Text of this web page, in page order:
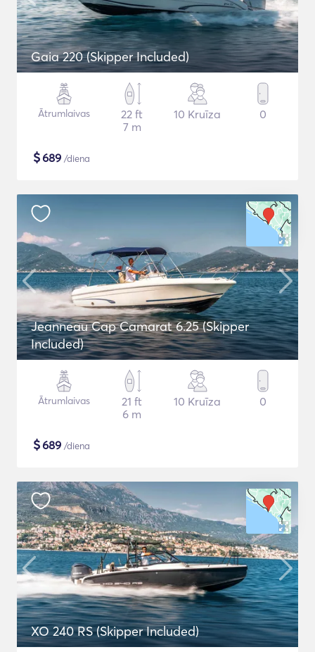
Gaia 220 (Skipper Included)
Ātrumlaivas
22 ft
7 m
10 Kruīza 0
$689 /diena
Jeanneau Cap Camarat 6.25 (Skipper
Included)
Ātrumlaivas
21 ft
6 m
10 Kruīza 0
$689 /diena
XO 240 RS (Skipper Included)